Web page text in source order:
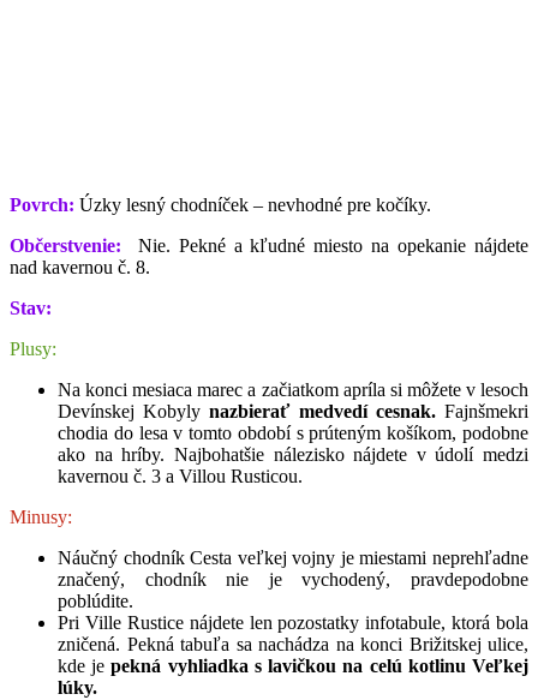
Povrch: Úzky lesný chodníček – nevhodné pre kočíky.
Občerstvenie:
Nie. Pekné a kľudné miesto na opekanie nájdete
nad kavernou č. 8.
Stav:
Plusy:
Na konci mesiaca marec a začiatkom apríla si môžete v lesoch
Devínskej Kobylynazbierať medvedí cesnak.Fajnšmekri
chodia do lesa v tomto období s prúteným košíkom, podobne
ako na hríby. Najbohatšie nálezisko nájdete v údolí medzi
kavernou č. 3 a Villou Rusticou.
Minusy:
Náučný chodník Cesta veľkej vojny je miestami neprehľadne
značený, chodník nie je vychodený, pravdepodobne
poblúdite.
Pri Ville Rustice nájdete len pozostatky infotabule, ktorá bola
zničená. Pekná tabuľa sa nachádza na konci Brižitskej ulice,
kde jepekná vyhliadka s lavičkou na celú kotlinu Veľkej
lúky.